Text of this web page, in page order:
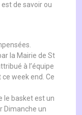
de savoir ou
la Mairie de St
à l’équipe
week end. Ce
le basket est un
Dimanche un